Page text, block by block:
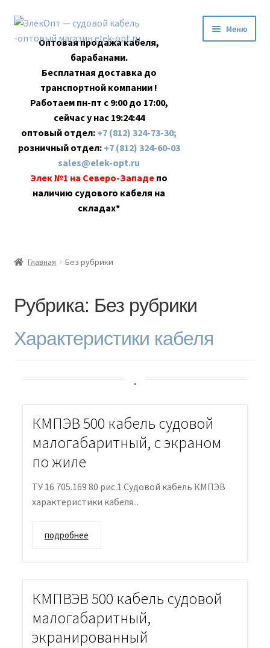
Перейти
к
Перейти
к
содержимому
Оптовая продажа кабеля,
барабанами.
Бесплатная доставка до
транспортной компании !
Работаем пн-пт с 9:00 до 17:00,
сейчас у нас 19:24:45
оптовый отдел: +7 (812) 324-73-30;
розничный отдел: +7 (812) 324-60-03
sales@elek-opt.ru
Элек №1 на Северо-Западе по
наличию судового кабеля на
складах*
Меню
Контакты
Розница
Главная Без рубрики
Рубрика: Без рубрики
Характеристики кабеля
.
КМПЭВ 500 кабель судовой
малогабаритный, с экраном
по жиле
ТУ 16 705.169 80 рис.1 Судовой кабель КМПЭВ
характеристики кабеля...
подробнее
КМПВЭВ 500 кабель судовой
малогабаритный,
экранированный